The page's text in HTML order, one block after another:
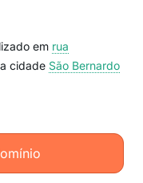
em rua
cidade São Bernardo